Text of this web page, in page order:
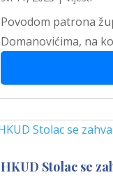
Povodom patrona
Domanovićima, na
HKUD Stolac se